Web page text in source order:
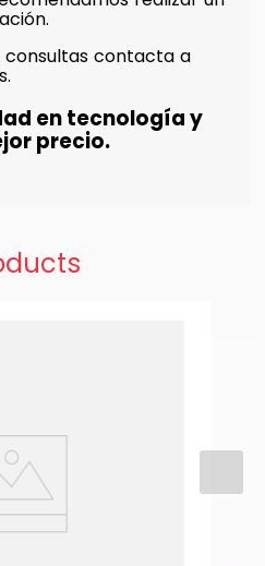
consultas contacta a
en tecnología y
precio.